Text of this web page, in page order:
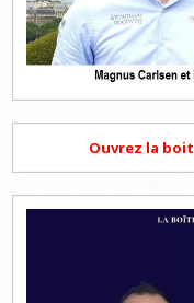
Ouvrez la